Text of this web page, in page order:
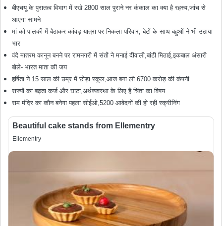
बीएचयू के पुरातत्व विभाग में रखे 2800 साल पुराने नर कंकाल का क्या है रहस्य,जांच से
आएगा सामने
मां को पालकी में बैठाकर कांवड़ यात्रा पर निकला परिवार, बेटों के साथ बहुओं ने भी उठाया
भार
वंदे मातरम कानून बनने पर रामनगरी में संतों ने मनाई दीवाली,बांटी मिठाई,इकबाल अंसारी
बोले- भारत माता की जय
हर्षिता ने 15 साल की उम्र में छोड़ा स्कूल,आज बना ली 6700 करोड़ की कंपनी
राज्यों का बढ़ता कर्ज और घाटा,अर्थव्यवस्था के लिए है चिंता का विषय
राम मंदिर का कौन बनेगा पहला सीईओ,5200 आवेदनों की हो रही स्क्रीनिंग
Beautiful cake stands from Ellementry
Ellementry